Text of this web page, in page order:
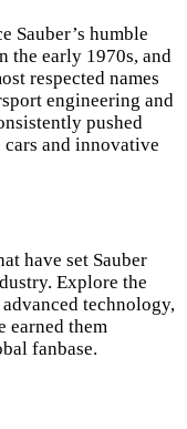
Sauber’s humble
the early 1970s, and
respected names
engineering and
pushed
and innovative
have set Sauber
Explore the
technology,
earned them
fanbase.